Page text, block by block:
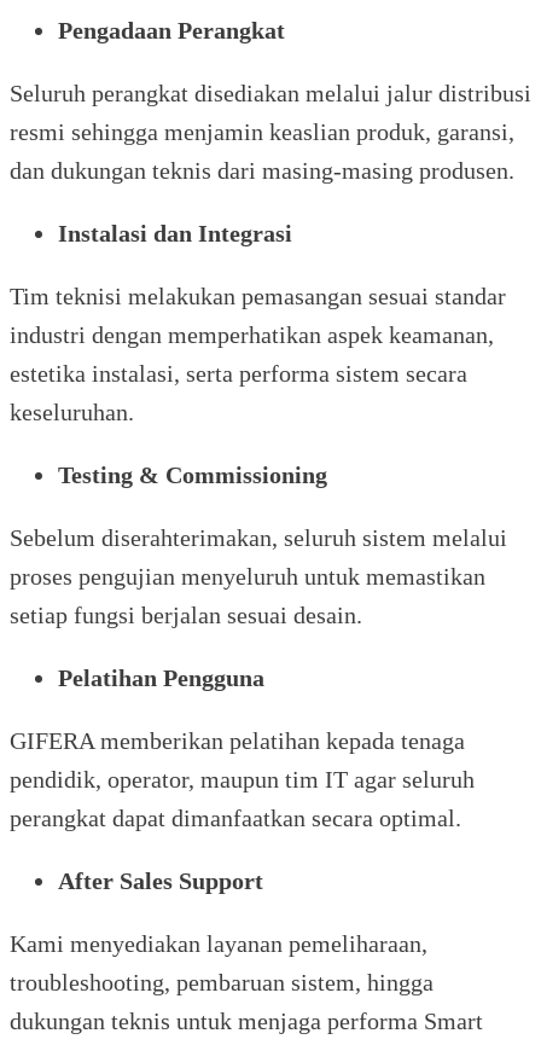
Pengadaan Perangkat
Seluruh perangkat disediakan melalui jalur distribusi
resmi sehingga menjamin keaslian produk, garansi,
dan dukungan teknis dari masing-masing produsen.
Instalasi dan Integrasi
Tim teknisi melakukan pemasangan sesuai standar
industri dengan memperhatikan aspek keamanan,
estetika instalasi, serta performa sistem secara
keseluruhan.
Testing & Commissioning
Sebelum diserahterimakan, seluruh sistem melalui
proses pengujian menyeluruh untuk memastikan
setiap fungsi berjalan sesuai desain.
Pelatihan Pengguna
GIFERA memberikan pelatihan kepada tenaga
pendidik, operator, maupun tim IT agar seluruh
perangkat dapat dimanfaatkan secara optimal.
After Sales Support
Kami menyediakan layanan pemeliharaan,
troubleshooting, pembaruan sistem, hingga
dukungan teknis untuk menjaga performa Smart